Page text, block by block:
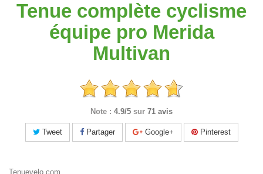
Tenue complète cyclisme
équipe pro Merida
Multivan
Note : 4.9/5 sur 71 avis
Tweet Partager Google+ Pinterest
Tenuevelo.com